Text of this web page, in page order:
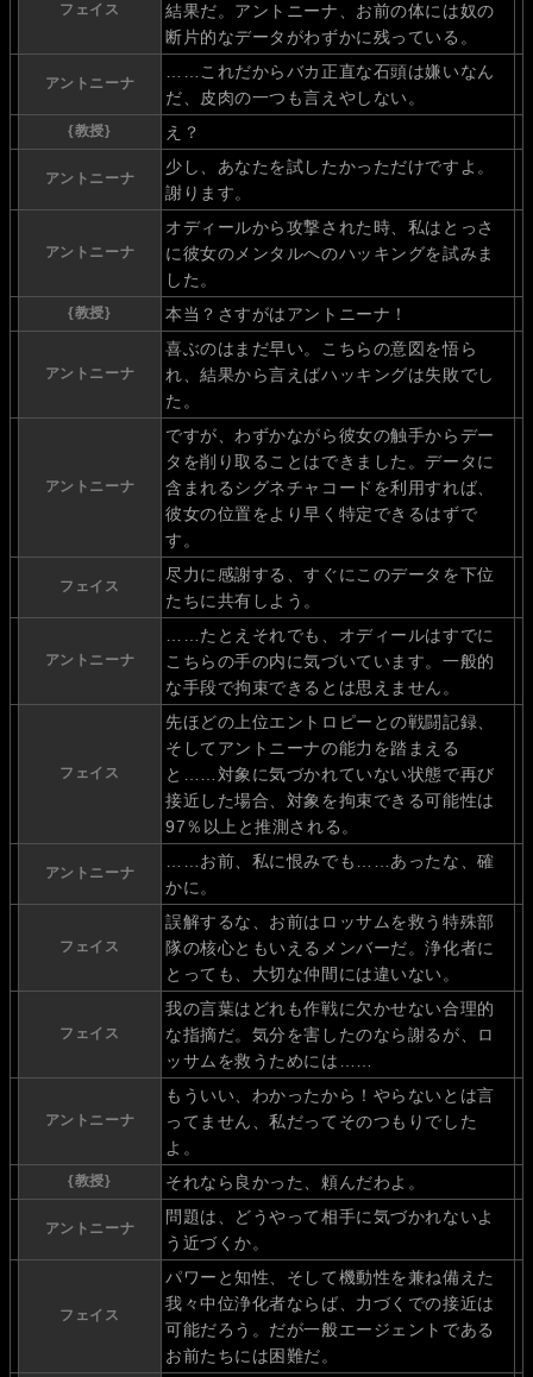
フェイス
結果だ。アントニーナ、お前の体には奴の
断片的なデータがわずかに残っている。
アントニーナ
……これだからバカ正直な石頭は嫌いなん
だ、皮肉の一つも言えやしない。
{教授} え？
アントニーナ
少し、あなたを試したかっただけですよ。
謝ります。
アントニーナ
オディールから攻撃された時、私はとっさ
に彼女のメンタルへのハッキングを試みま
した。
{教授} 本当？さすがはアントニーナ！
アントニーナ
喜ぶのはまだ早い。こちらの意図を悟ら
れ、結果から言えばハッキングは失敗でし
た。
アントニーナ
ですが、わずかながら彼女の触手からデー
タを削り取ることはできました。データに
含まれるシグネチャコードを利用すれば、
彼女の位置をより早く特定できるはずで
す。
フェイス
尽力に感謝する、すぐにこのデータを下位
たちに共有しよう。
アントニーナ
……たとえそれでも、オディールはすでに
こちらの手の内に気づいています。一般的
な手段で拘束できるとは思えません。
フェイス
先ほどの上位エントロピーとの戦闘記録、
そしてアントニーナの能力を踏まえる
と……対象に気づかれていない状態で再び
接近した場合、対象を拘束できる可能性は
97％以上と推測される。
アントニーナ
……お前、私に恨みでも……あったな、確
かに。
フェイス
誤解するな、お前はロッサムを救う特殊部
隊の核心ともいえるメンバーだ。浄化者に
とっても、大切な仲間には違いない。
フェイス
我の言葉はどれも作戦に欠かせない合理的
な指摘だ。気分を害したのなら謝るが、ロ
ッサムを救うためには……
アントニーナ
もういい、わかったから！やらないとは言
ってません、私だってそのつもりでした
よ。
{教授} それなら良かった、頼んだわよ。
アントニーナ
問題は、どうやって相手に気づかれないよ
う近づくか。
フェイス
パワーと知性、そして機動性を兼ね備えた
我々中位浄化者ならば、力づくでの接近は
可能だろう。だが一般エージェントである
お前たちには困難だ。